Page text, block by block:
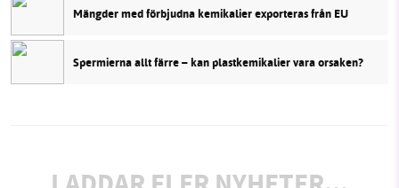
Mängder med förbjudna kemikalier exporteras från EU
Spermierna allt färre – kan plastkemikalier vara orsaken?